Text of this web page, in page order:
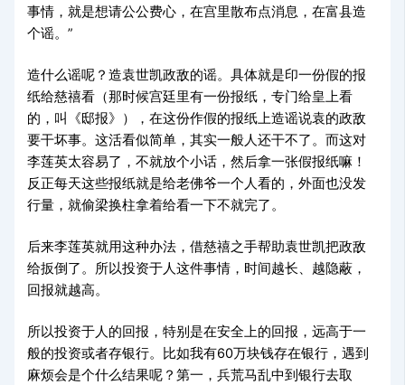
事情，就是想请公公费心，在宫里散布点消息，在富县造
个谣。”
造什么谣呢？造袁世凯政敌的谣。具体就是印一份假的报
纸给慈禧看（那时候宫廷里有一份报纸，专门给皇上看
的，叫《邸报》），在这份作假的报纸上造谣说袁的政敌
要干坏事。这活看似简单，其实一般人还干不了。而这对
李莲英太容易了，不就放个小话，然后拿一张假报纸嘛！
反正每天这些报纸就是给老佛爷一个人看的，外面也没发
行量，就偷梁换柱拿着给看一下不就完了。
后来李莲英就用这种办法，借慈禧之手帮助袁世凯把政敌
给扳倒了。所以投资于人这件事情，时间越长、越隐蔽，
回报就越高。
所以投资于人的回报，特别是在安全上的回报，远高于一
般的投资或者存银行。比如我有60万块钱存在银行，遇到
麻烦会是个什么结果呢？第一，兵荒马乱中到银行去取